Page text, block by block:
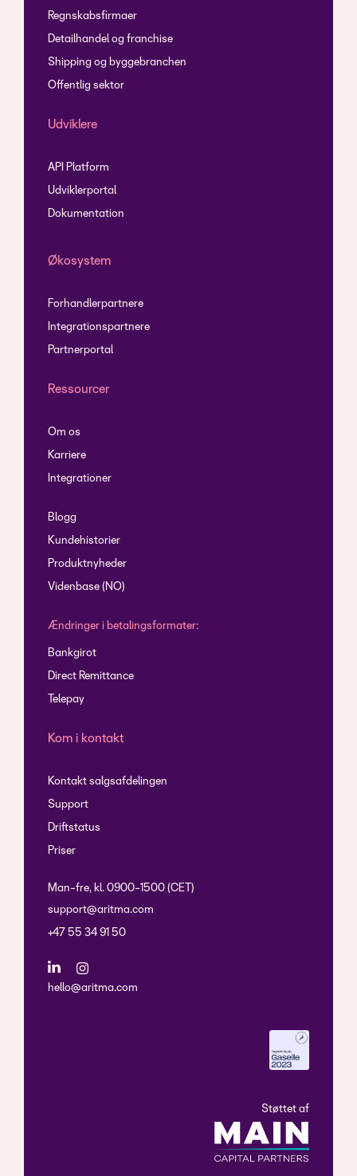
Regnskabsfirmaer
Detailhandel og franchise
Shipping og byggebranchen
Offentlig sektor
Udviklere
API Platform
Udviklerportal
Dokumentation
Økosystem
Forhandlerpartnere
Integrationspartnere
Partnerportal
Ressourcer
Om os
Karriere
Integrationer
Blogg
Kundehistorier
Produktnyheder
Videnbase (NO)
Ændringer i betalingsformater:
Bankgirot
Direct Remittance
Telepay
Kom i kontakt
Kontakt salgsafdelingen
Support
Driftstatus
Priser
Man-fre, kl. 0900-1500 (CET)
support@aritma.com
+47 55 34 91 50
hello@aritma.com
Støttet af